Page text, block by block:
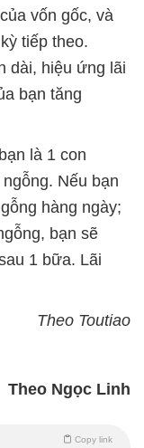
vốn gốc, và
tiếp theo.
dài, hiệu ứng lãi
bạn tăng
là 1 con
Nếu bạn
hàng ngày;
bạn sẽ
1 bữa. Lãi
Theo Toutiao
Theo Ngọc Linh
Copy link